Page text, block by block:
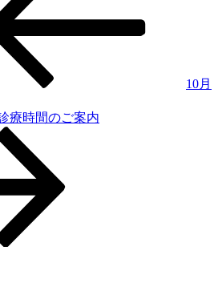
10月
療時間のご案内